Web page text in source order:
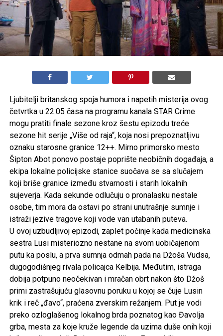
Ljubitelji britanskog spoja humora i napetih misterija ovog
četvrtka u 22:05 časa na programu kanala STAR Crime
mogu pratiti finale sezone kroz šestu epizodu treće
sezone hit serije „Više od raja“, koja nosi prepoznatljivu
oznaku starosne granice 12++. Mirno primorsko mesto
Šipton Abot ponovo postaje poprište neobičnih događaja, a
ekipa lokalne policijske stanice suočava se sa slučajem
koji briše granice između stvarnosti i starih lokalnih
sujeverja. Kada sekunde odlučuju o pronalasku nestale
osobe, tim mora da ostavi po strani unutrašnje sumnje i
istraži jezive tragove koji vode van utabanih puteva.
U ovoj uzbudljivoj epizodi, zaplet počinje kada medicinska
sestra Lusi misteriozno nestane na svom uobičajenom
putu ka poslu, a prva sumnja odmah pada na Džoša Vudsa,
dugogodišnjeg rivala policajca Kelbija. Međutim, istraga
dobija potpuno neočekivan i mračan obrt nakon što Džoš
primi zastrašujuću glasovnu poruku u kojoj se čuje Lusin
krik i reč „đavo“, praćena zverskim režanjem. Put je vodi
preko ozloglašenog lokalnog brda poznatog kao Đavolja
grba, mesta za koje kruže legende da uzima duše onih koji